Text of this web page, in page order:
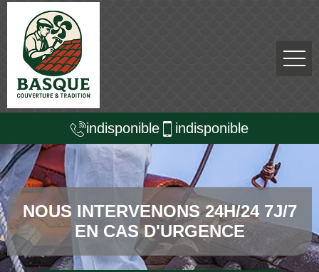
indisponible indisponible
NOUS INTERVENONS 24H/24 7J/7
EN CAS D'URGENCE